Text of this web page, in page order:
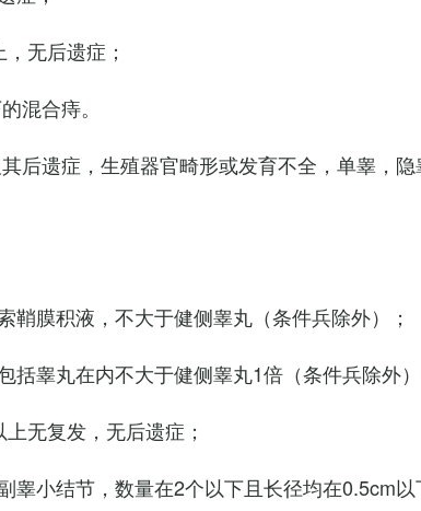
无后遗症；
混合痔。
后遗症，生殖器官畸形或发育不全，单睾，
鞘膜积液，不大于健侧睾丸（条件兵除外）；
括睾丸在内不大于健侧睾丸1倍（条件兵除外）
无复发，无后遗症；
睾小结节，数量在2个以下且长径均在0.5cm以